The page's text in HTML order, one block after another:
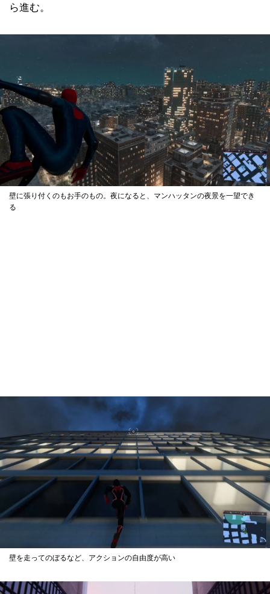
ら進む。
壁に張り付くのもお手のもの。夜になると、マンハッタンの夜景を一望でき
る
壁を走ってのぼるなど、アクションの自由度が高い